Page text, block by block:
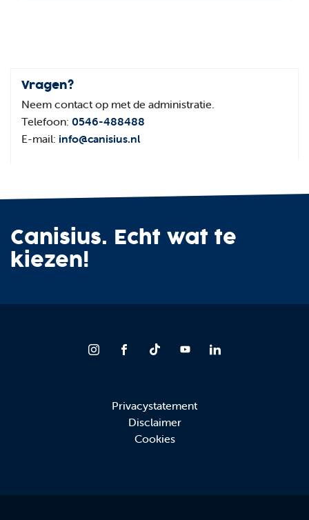
Vragen?
Neem contact op met de administratie.
Telefoon: 0546-488488
E-mail: info@canisius.nl
Canisius. Echt wat te
kiezen!
Privacystatement
Disclaimer
Cookies